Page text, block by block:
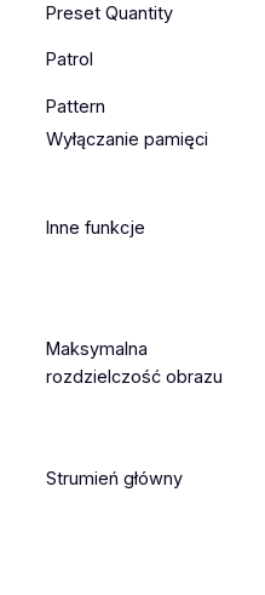
Preset Quantity
Patrol
Pattern
Wyłączanie pamięci
Inne funkcje
Maksymalna
rozdzielczość obrazu
Strumień główny